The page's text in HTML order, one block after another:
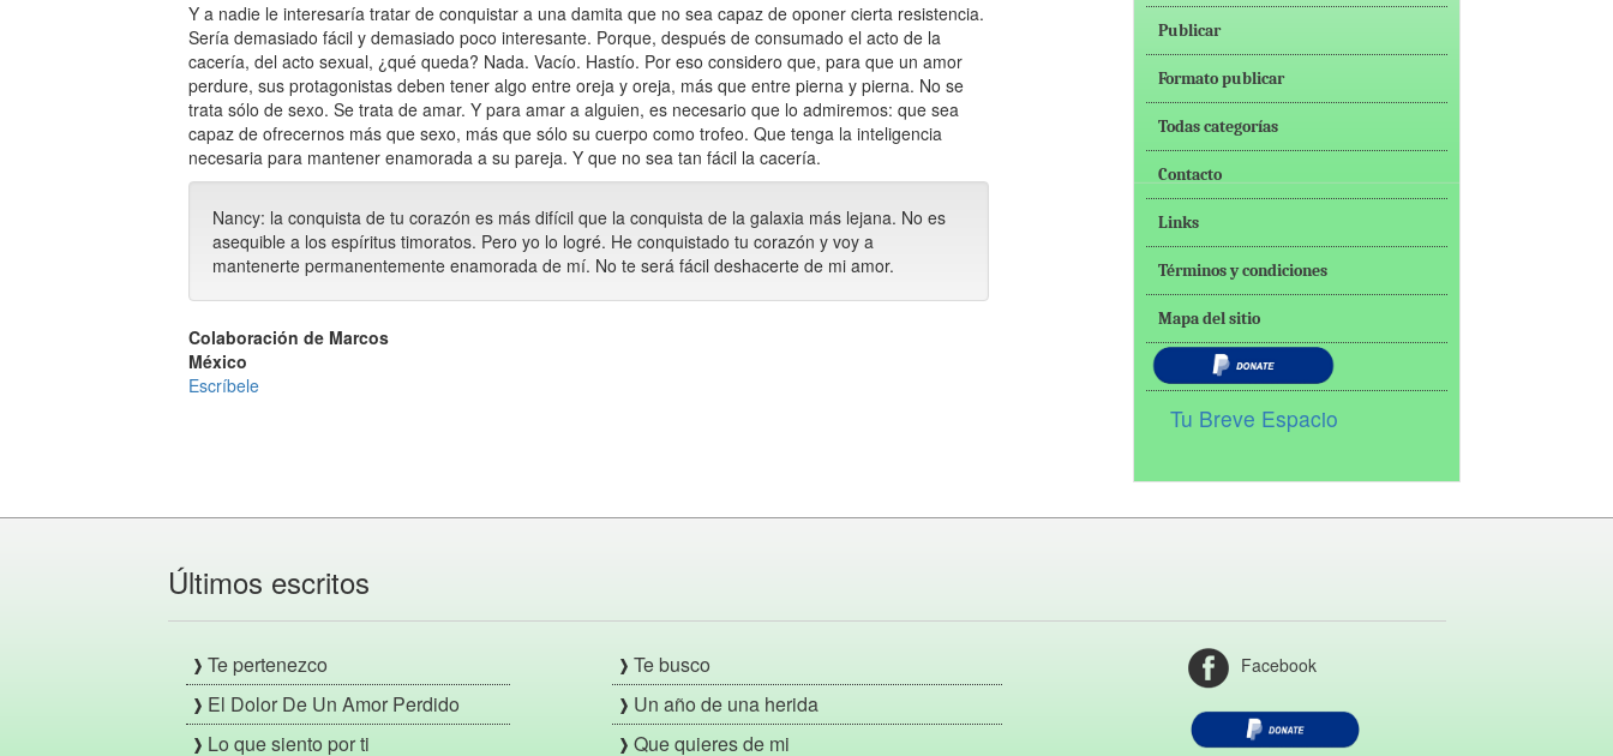
Y a nadie le interesaría tratar de conquistar a una damita que no sea capaz de oponer cierta resistencia.
Sería demasiado fácil y demasiado poco interesante. Porque, después de consumado el acto de la
cacería, del acto sexual, ¿qué queda? Nada. Vacío. Hastío. Por eso considero que, para que un amor
perdure, sus protagonistas deben tener algo entre oreja y oreja, más que entre pierna y pierna. No se
trata sólo de sexo. Se trata de amar. Y para amar a alguien, es necesario que lo admiremos: que sea
capaz de ofrecernos más que sexo, más que sólo su cuerpo como trofeo. Que tenga la inteligencia
necesaria para mantener enamorada a su pareja. Y que no sea tan fácil la cacería.
Nancy: la conquista de tu corazón es más difícil que la conquista de la galaxia más lejana. No es
asequible a los espíritus timoratos. Pero yo lo logré. He conquistado tu corazón y voy a
mantenerte permanentemente enamorada de mí. No te será fácil deshacerte de mi amor.
Colaboración de Marcos
México
Escríbele
Publicar
Formato publicar
Todas categorías
Contacto
Links
Términos y condiciones
Mapa del sitio
Tu Breve Espacio
Últimos escritos
Te pertenezco
El Dolor De Un Amor Perdido
Lo que siento por ti
Te busco
Un año de una herida
Que quieres de mi
Facebook